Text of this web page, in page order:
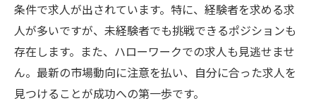
条件で求人が出されています。特に、経験者を求める求
人が多いですが、未経験者でも挑戦できるポジションも
存在します。また、ハローワークでの求人も見逃せませ
ん。最新の市場動向に注意を払い、自分に合った求人を
見つけることが成功への第一歩です。